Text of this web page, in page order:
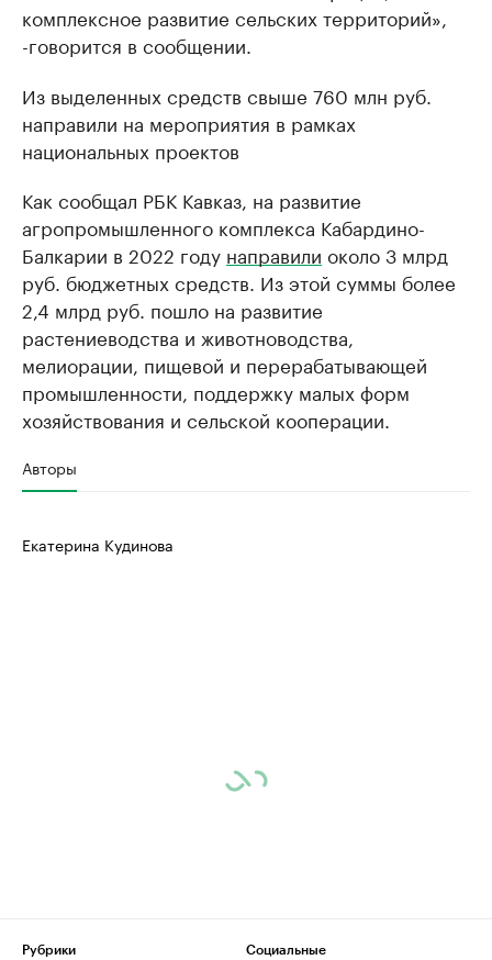
комплексное развитие сельских территорий»,
-говорится в сообщении.
Из выделенных средств свыше 760 млн руб.
направили на мероприятия в рамках
национальных проектов
Как сообщал РБК Кавказ, на развитие
агропромышленного комплекса Кабардино-
Балкарии в 2022 году направили около 3 млрд
руб. бюджетных средств. Из этой суммы более
2,4 млрд руб. пошло на развитие
растениеводства и животноводства,
мелиорации, пищевой и перерабатывающей
промышленности, поддержку малых форм
хозяйствования и сельской кооперации.
Авторы
Екатерина Кудинова
Рубрики
Социальные